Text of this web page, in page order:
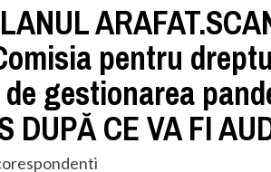
pentru
gestionarea
DUPĂ CE VA FI